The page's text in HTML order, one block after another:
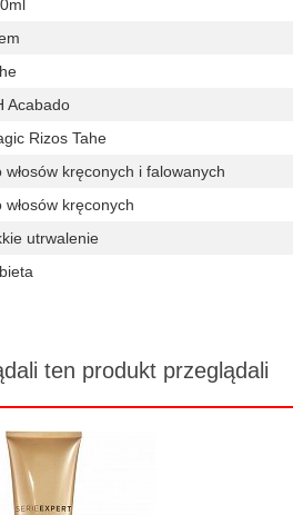
Acabado
Rizos Tahe
włosów kręconych i falowanych
włosów kręconych
utrwalenie
ten produkt przeglądali